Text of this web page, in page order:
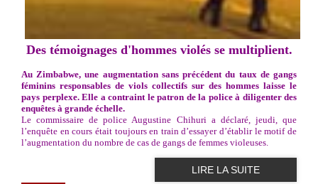
Des témoignages d'hommes violés se multiplient.
Au Zimbabwe, une augmentation sans précédent du taux de gangs
féminins responsables de viols collectifs sur des hommes laisse le
pays perplexe. Elle a contraint le patron de la police à diligenter des
enquêtes à grande échelle.
Le commissaire de police Augustine Chihuri a déclaré, jeudi, que
l’enquête en cours était toujours en train d’essayer d’établir le motif de
l’augmentation du nombre de cas de gangs de femmes violeuses.
LIRE LA SUITE